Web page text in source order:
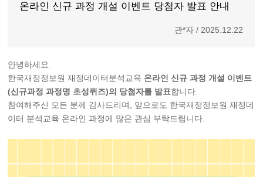
온라인 신규 과정 개설 이벤트 당첨자 발표 안내
관*자 / 2025.12.22
안녕하세요.
한국재정정보원 재정데이터분석교육 온라인 신규 과정 개설 이벤트
(신규과정 과정명 초성퀴즈)의 당첨자를 발표합니다.
참여해주신 모든 분께 감사드리며, 앞으로도 한국재정정보원 재정데
이터 분석교육 온라인 과정에 많은 관심 부탁드립니다.